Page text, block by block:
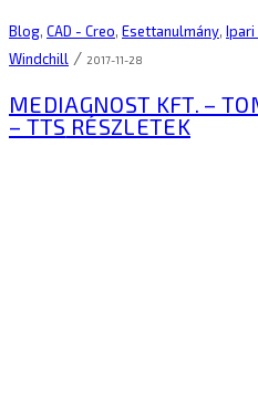
Blog, CAD - Creo, Esettanulmány,
Windchill / 2017-11-28
MEDIAGNOST KFT. –
– TTS RÉSZLETEK